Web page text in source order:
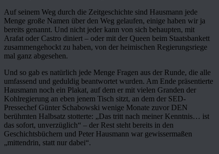
Auf seinem Weg durch die Zeitgeschichte sind Hausmann jede
Menge große Namen über den Weg gelaufen, einige haben wir ja
bereits genannt. Und nicht jeder kann von sich behaupten, mit
Arafat oder Castro diniert – oder mit der Queen beim Staatsbankett
zusammengehockt zu haben, von der heimischen Regierungsriege
mal ganz abgesehen.
Und so gab es natürlich jede Menge Fragen aus der Runde, die alle
umfassend und geduldig beantwortet wurden. Am Ende präsentierte
Hausmann noch ein Plakat, auf dem er mit vielen Granden der
Kohlregierung an eben jenem Tisch sitzt, an dem der SED-
Pressechef Günter Schabowski wenige Monate zuvor DEN
berühmten Halbsatz stotterte: „Das tritt nach meiner Kenntnis… ist
das sofort, unverzüglich“ – der Rest steht bereits in den
Geschichtsbüchern und Peter Hausmann war gewissermaßen
„mittendrin, statt nur dabei“.